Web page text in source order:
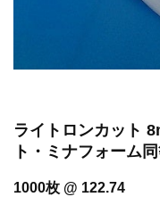
ライトロンカット
ト・ミナフォーム同
1000枚 @ 122.74